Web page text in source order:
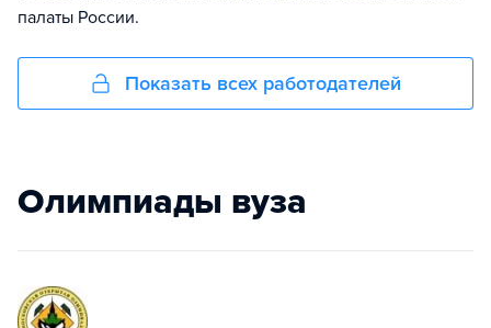
палаты России.
Показать всех работодателей
Олимпиады вуза